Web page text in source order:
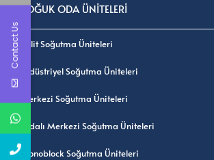
SOĞUK ODA ÜNİTELERİ
Split Soğutma Üniteleri
Endüstriyel Soğutma Üniteleri
Merkezi Soğutma Üniteleri
Vidalı Merkezi Soğutma Üniteleri
Monoblock Soğutma Üniteleri
Contact Us